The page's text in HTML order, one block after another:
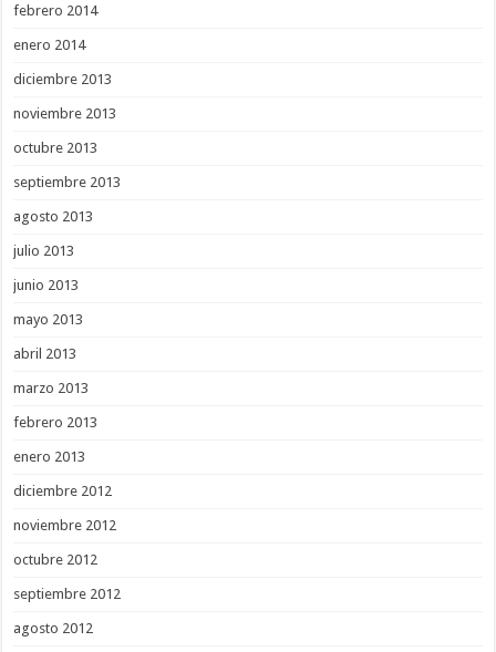
febrero 2014
enero 2014
diciembre 2013
noviembre 2013
octubre 2013
septiembre 2013
agosto 2013
julio 2013
junio 2013
mayo 2013
abril 2013
marzo 2013
febrero 2013
enero 2013
diciembre 2012
noviembre 2012
octubre 2012
septiembre 2012
agosto 2012